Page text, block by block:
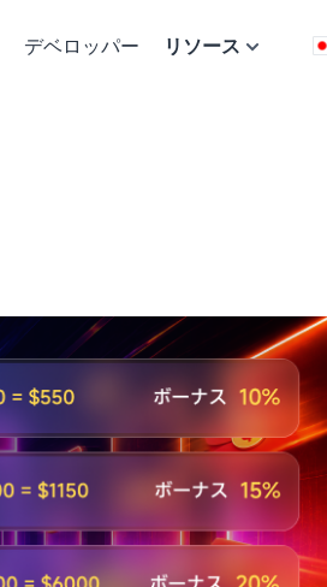
デベロッパー リソース